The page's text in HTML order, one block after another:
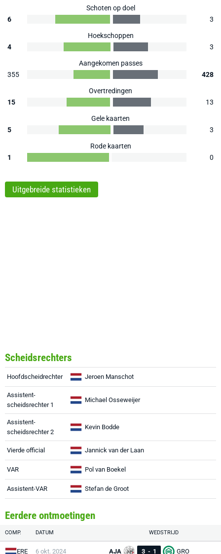
Schoten op doel
6
3
Hoekschoppen
4
3
Aangekomen passes
355
428
Overtredingen
15
13
Gele kaarten
5
3
Rode kaarten
1
0
Uitgebreide statistieken
Scheidsrechters
Hoofdscheidrechter Jeroen Manschot
Assistent-
scheidsrechter 1
Michael Osseweijer
Assistent-
scheidsrechter 2
Kevin Bodde
Vierde official Jannick van der Laan
VAR Pol van Boekel
Assistent-VAR Stefan de Groot
Eerdere ontmoetingen
COMP. DATUM WEDSTRIJD
ERE 6 okt. 2024 AJA 3 - 1 GRO